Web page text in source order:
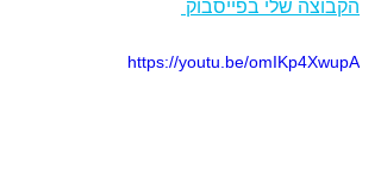
הקבוצה שלי בפייסבוק
https://youtu.be/omIKp4XwupA